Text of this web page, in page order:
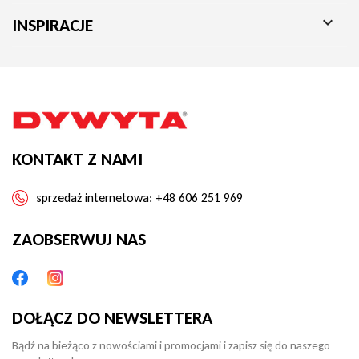
INSPIRACJE 
KONTAKT Z NAMI
sprzedaż internetowa: +48 606 251 969
ZAOBSERWUJ NAS
DOŁĄCZ DO NEWSLETTERA
Bądź na bieżąco z nowościami i promocjami i zapisz się do naszego